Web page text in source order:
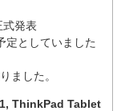
発表
定としていました
ました。
ThinkPad Tablet